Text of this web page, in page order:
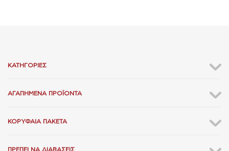
ΚΑΤΗΓΟΡΊΕΣ
ΑΓΑΠΗΜΈΝΑ ΠΡΟΪΌΝΤΑ
ΚΟΡΥΦΑΊΑ ΠΑΚΈΤΑ
ΠΡΈΠΕΙ ΝΑ ΔΙΑΒΆΣΕΙΣ